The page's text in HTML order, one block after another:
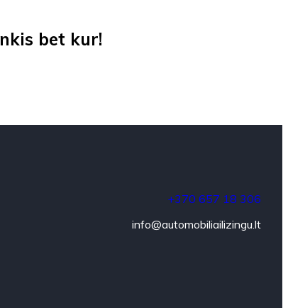
bet kur!
+370 657 18 306
info@automobiliailizingu.lt